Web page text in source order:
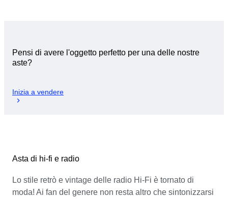
Pensi di avere l'oggetto perfetto per una delle nostre
aste?
Inizia a vendere
Asta di hi-fi e radio
Lo stile retrò e vintage delle radio Hi-Fi è tornato di
moda! Ai fan del genere non resta altro che sintonizzarsi